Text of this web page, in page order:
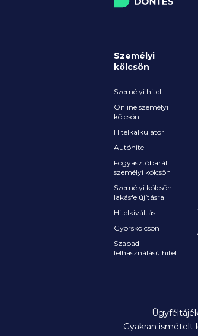
Személyi
kölcsön
Személyi hitel
Online személyi
kölcsön
Hitelkalkulátor
Autóhitel
Fogyasztóbarát
személyi kölcsön
Személyi kölcsön
lakásfelújításra
Hitelkiváltás
Gyorskölcsön
Szabad
felhasználású hitel
Gyakran ismételt